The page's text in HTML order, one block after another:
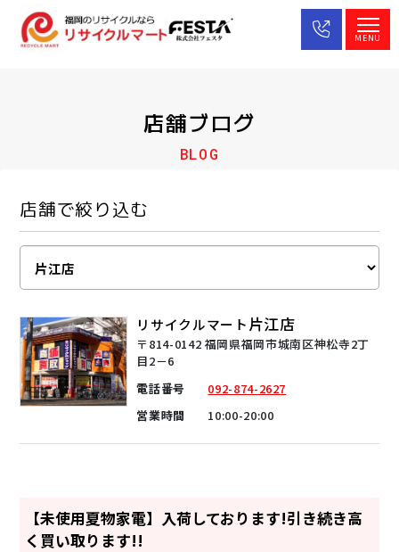
店舗ブログ
BLOG
店舗で絞り込む
リサイクルマート片江店
〒814-0142 福岡県福岡市城南区神松寺2丁
目2－6
電話番号
092-874-2627
営業時間
10:00-20:00
【未使用夏物家電】入荷しております!引き続き高
く買い取ります!!
MENU